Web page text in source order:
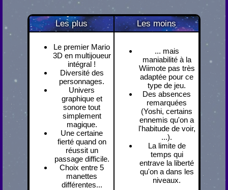
Les plus Les moins
Le premier Mario
3D en multijoueur
intégral !
Diversité des
personnages.
Univers
graphique et
sonore tout
simplement
magique.
Une certaine
fierté quand on
réussit un
passage difficile.
Choix entre 5
manettes
différentes...
... mais
maniabilité à la
Wiimote pas très
adaptée pour ce
type de jeu.
Des absences
remarquées
(Yoshi, certains
ennemis qu'on a
l'habitude de voir,
...).
La limite de
temps qui
entrave la liberté
qu'on a dans les
niveaux.